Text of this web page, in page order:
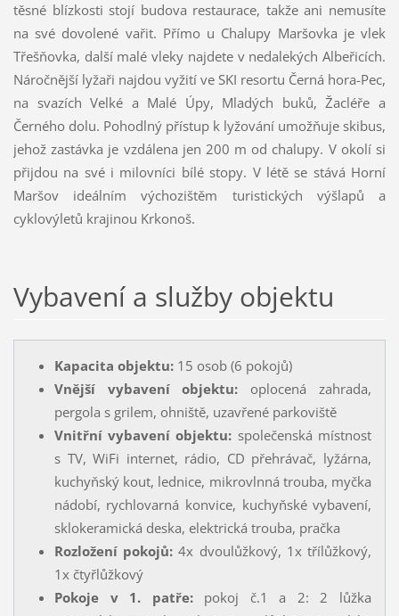
těsné blízkosti stojí budova restaurace, takže ani nemusíte
na své dovolené vařit. Přímo u Chalupy Maršovka je vlek
Třešňovka, další malé vleky najdete v nedalekých Albeřicích.
Náročnější lyžaři najdou vyžití ve SKI resortu Černá hora-Pec,
na svazích Velké a Malé Úpy, Mladých buků, Žacléře a
Černého dolu. Pohodlný přístup k lyžování umožňuje skibus,
jehož zastávka je vzdálena jen 200 m od chalupy. V okolí si
přijdou na své i milovníci bílé stopy. V létě se stává Horní
Maršov ideálním výchozištěm turistických výšlapů a
cyklovýletů krajinou Krkonoš.
Vybavení a služby objektu
Kapacita objektu:15 osob (6 pokojů)
Vnější vybavení objektu: oplocená zahrada,
pergola s grilem, ohniště, uzavřené parkoviště
Vnitřní vybavení objektu: společenská místnost
s TV, WiFi internet, rádio, CD přehrávač, lyžárna,
kuchyňský kout, lednice, mikrovlnná trouba, myčka
nádobí, rychlovarná konvice, kuchyňské vybavení,
sklokeramická deska, elektrická trouba, pračka
Rozložení pokojů:4x dvoulůžkový, 1x třílůžkový,
1x čtyřlůžkový
Pokoje v 1. patře:pokoj č.1 a 2: 2 lůžka